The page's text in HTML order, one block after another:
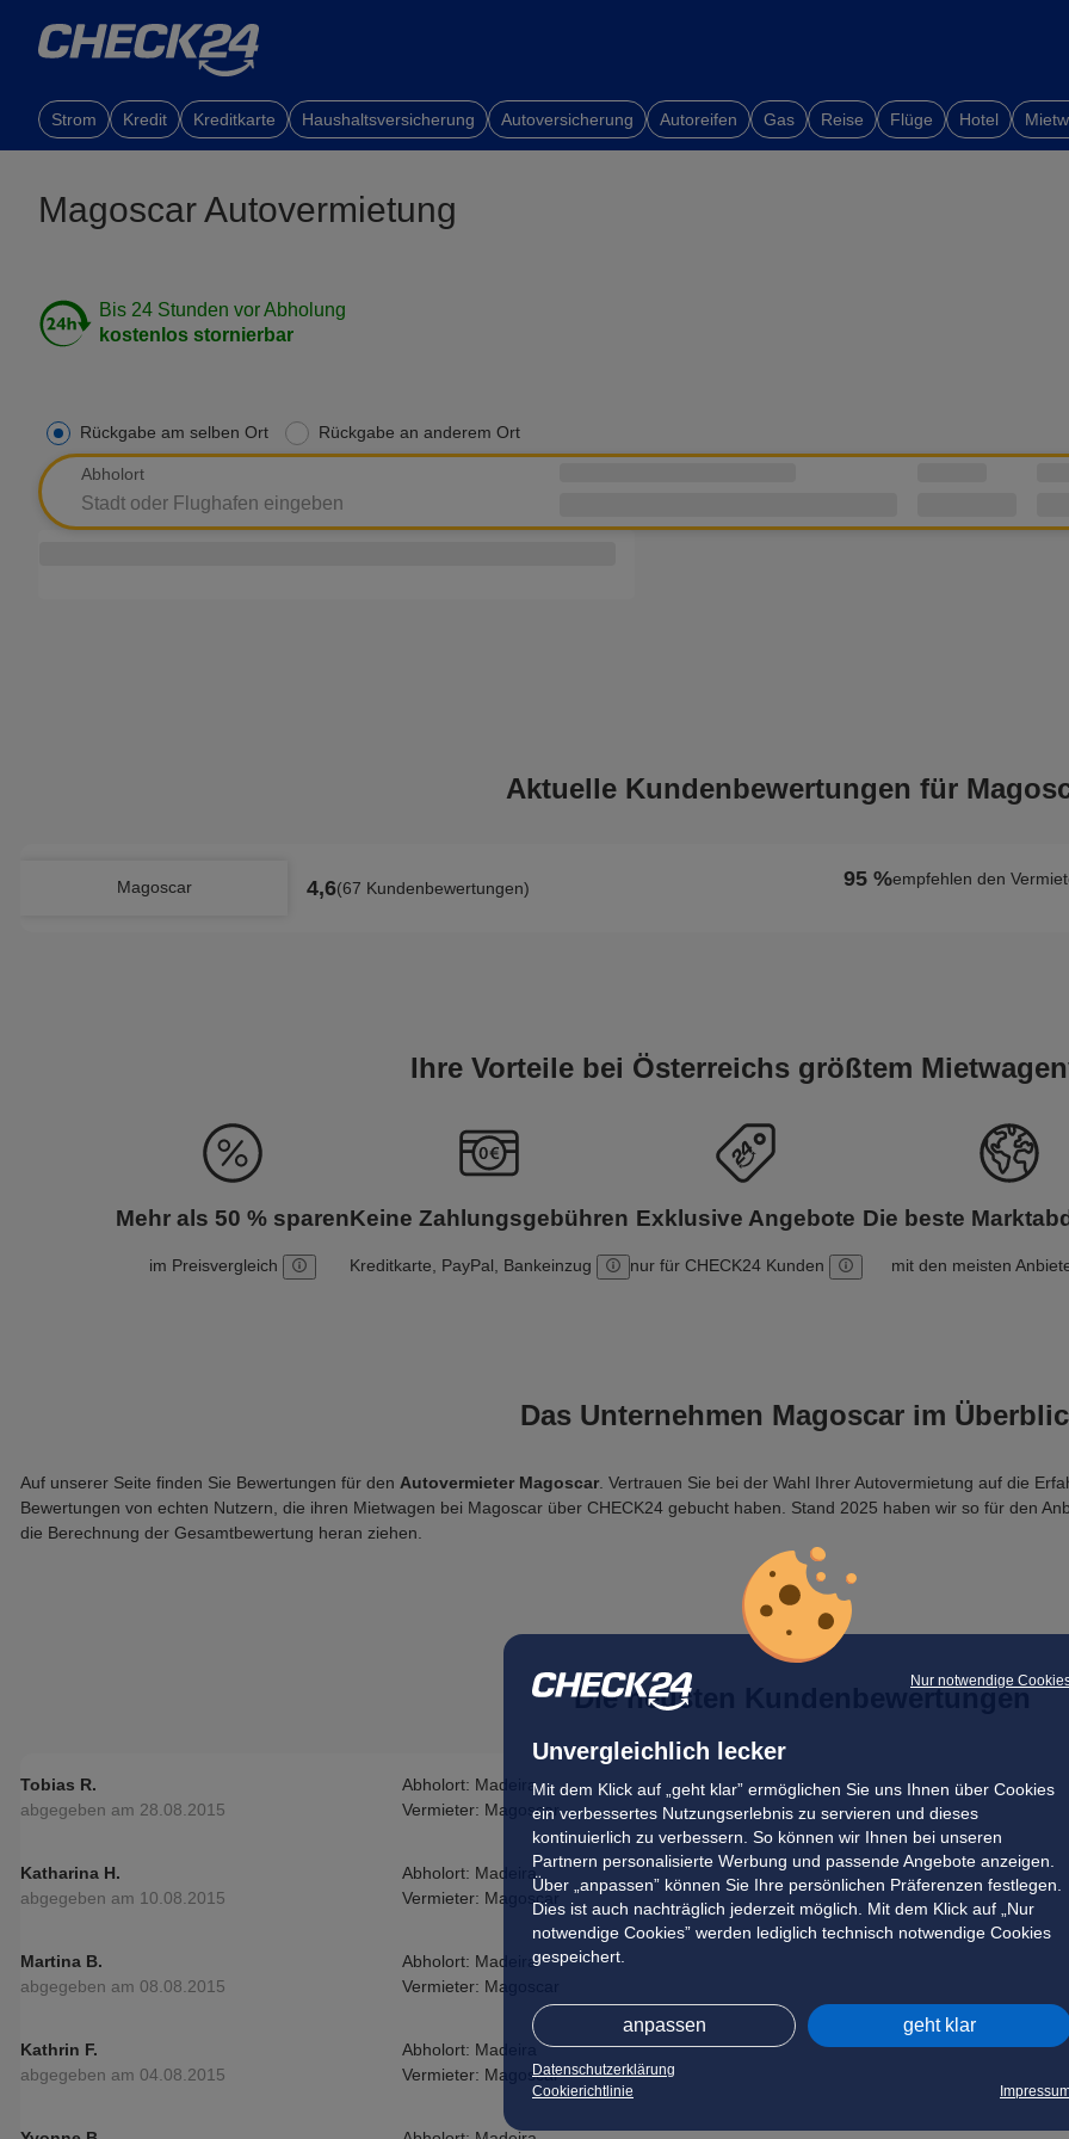
Nur notwendige
Unvergleichlich lecker
Mit dem Klick auf „geht klar” ermöglichen Sie uns Ihnen über Cookies
ein verbessertes Nutzungserlebnis zu servieren und dieses
kontinuierlich zu verbessern. So können wir Ihnen bei unseren
Partnern personalisierte Werbung und passende Angebote anzeigen.
Über „anpassen” können Sie Ihre persönlichen Präferenzen festlegen.
Dies ist auch nachträglich jederzeit möglich. Mit dem Klick auf „Nur
notwendige Cookies” werden lediglich technisch notwendige Cookies
gespeichert.
anpassen geht klar
Datenschutzerklärung
Cookierichtlinie
Strom Kredit Kreditkarte Haushaltsversicherung Autoversicherung Autoreifen Gas Reise Flüge Hotel
Magoscar Autovermietung
Bis 24 Stunden vor Abholung
kostenlos stornierbar
Rückgabe am selben Ort Rückgabe an anderem Ort
Abholort
Aktuelle Kundenbewertungen für
Magoscar 4,6(67 Kundenbewertungen) 95 %empfehlen den
Ihre Vorteile bei Österreichs größtem
Mehr als 50 % sparen
im Preisvergleich
Keine Zahlungsgebühren
Kreditkarte, PayPal, Bankeinzug
Exklusive Angebote
nur für CHECK24 Kunden
Die beste
mit den meisten
Das Unternehmen Magoscar im
Auf unserer Seite finden Sie Bewertungen für den Autovermieter Magoscar . Vertrauen Sie bei der Wahl Ihrer Autovermietung auf die
Bewertungen von echten Nutzern, die ihren Mietwagen bei Magoscar über CHECK24 gebucht haben. Stand 2025 haben wir so für den
die Berechnung der Gesamtbewertung heran ziehen.
Die neusten Kundenbewertungen
Tobias R.
abgegeben am 28.08.2015
Abholort: Madeira
Vermieter: Magoscar
Katharina H.
abgegeben am 10.08.2015
Abholort: Madeira
Vermieter: Magoscar
Martina B.
abgegeben am 08.08.2015
Abholort: Madeira
Vermieter: Magoscar
Kathrin F.
abgegeben am 04.08.2015
Abholort: Madeira
Vermieter: Magoscar